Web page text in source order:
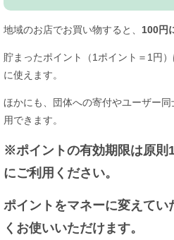
地域のお店でお買い物すると、 100円
貯まったポイント（1ポイント＝1円
に使えます。
ほかにも、団体への寄付やユーザー
用できます。
※ポイントの有効期限は原則
にご利用ください。
ポイントをマネーに変えてい
くお使いいただけます。